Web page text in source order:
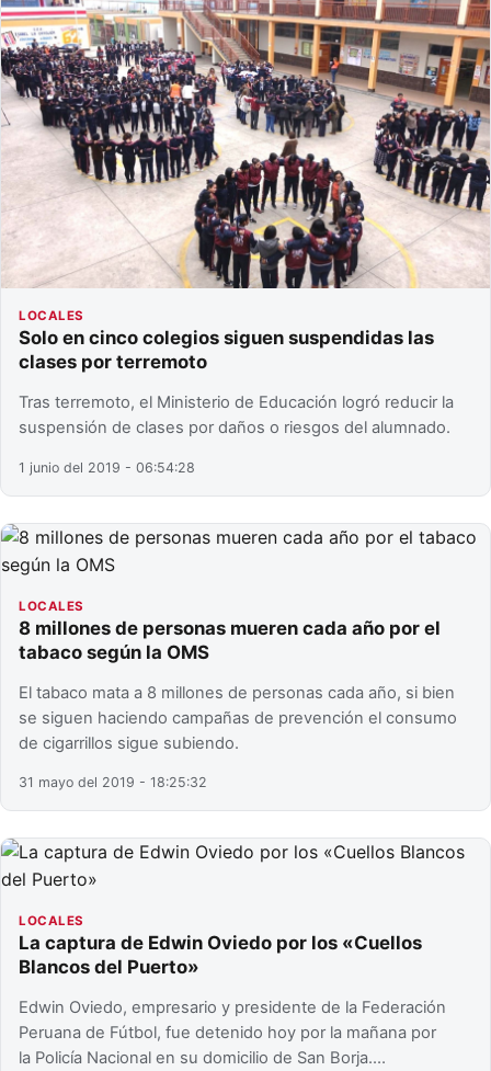
LOCALES
Solo en cinco colegios siguen suspendidas las
clases por terremoto
Tras terremoto, el Ministerio de Educación logró reducir la
suspensión de clases por daños o riesgos del alumnado.
1 junio del 2019 - 06:54:28
LOCALES
8 millones de personas mueren cada año por el
tabaco según la OMS
El tabaco mata a 8 millones de personas cada año, si bien
se siguen haciendo campañas de prevención el consumo
de cigarrillos sigue subiendo.
31 mayo del 2019 - 18:25:32
LOCALES
La captura de Edwin Oviedo por los «Cuellos
Blancos del Puerto»
Edwin Oviedo, empresario y presidente de la Federación
Peruana de Fútbol, fue detenido hoy por la mañana por
la Policía Nacional en su domicilio de San Borja.…